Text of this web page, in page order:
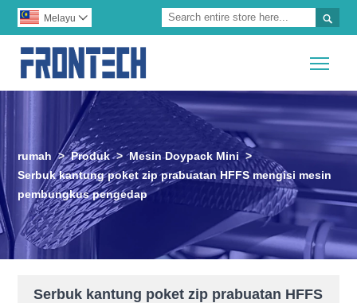

Melayu 
rumah > Produk > Mesin Doypack Mini >
Serbuk kantung poket zip prabuatan HFFS mengisi mesin
pembungkus pengedap
Serbuk kantung poket zip prabuatan HFFS